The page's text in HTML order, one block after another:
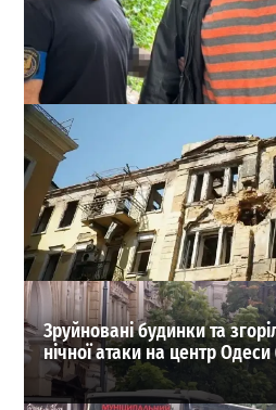
СБУ затримала в Одесі
місту
0
05-08-2026 в 18:37
ВИБІР РЕДАКЦІЇ
Зруйновані будинки та
нічної атаки на центр